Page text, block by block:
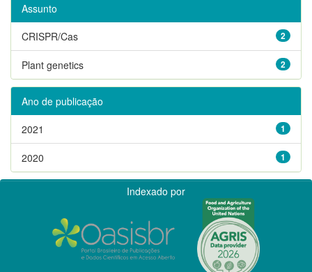
Assunto
2
CRISPR/Cas
2
Plant genetics
Ano de publicação
1
2021
1
2020
Indexado por